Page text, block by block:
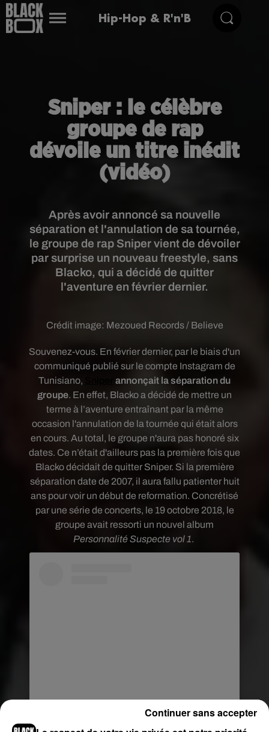
Hip-Hop & R'n'B
Sniper : le célèbre
groupe de rap
dévoile un titre inédit
(vidéo)
Après avoir annoncé sa nouvelle
séparation et l'annulation de sa tournée,
le groupe de rap Sniper vient de dévoiler
par surprise un nouveau freestyle, sans
Blacko, qui a décidé de quitter
l'aventure en février dernier.
Crédit image: Mezoued Records / Believe
Souvenez-vous. En février dernier, par le biais d'un
communiqué publié sur le compte Instagram de
Tunisiano,
annonçait la séparation du
groupe. En effet, Blacko a décidé de mettre un
terme à l’aventure entraînant par la même
occasion l'annulation de la tournée qui était alors
en cours. Au total, le groupe n'aura pas honoré six
dates. Ce n’était d'ailleurs pas la première fois que
Blacko décidait de quitter Sniper. Si la première
séparation date de 2007, il aura fallu patienter huit
ans pour voir un début de reformation. Concrétisé
par une série de concerts, le 19 octobre 2018, le
groupe avait ressorti un nouvel album
Personnalité Suspecte vol 1.
Continuer sans accepter